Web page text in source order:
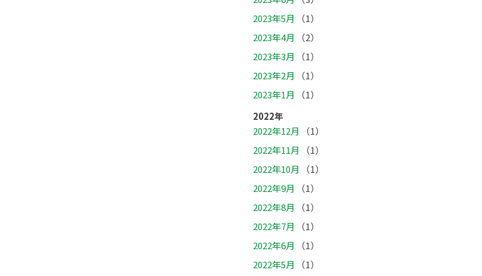
2023年5月
（1）
2023年4月
（2）
2023年3月
（1）
2023年2月
（1）
2023年1月
（1）
2022年
2022年12月
（1）
2022年11月
（1）
2022年10月
（1）
2022年9月
（1）
2022年8月
（1）
2022年7月
（1）
2022年6月
（1）
2022年5月
（1）